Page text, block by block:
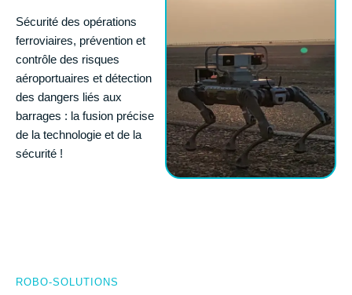
Sécurité des opérations
ferroviaires, prévention et
contrôle des risques
aéroportuaires et détection
des dangers liés aux
barrages : la fusion précise
de la technologie et de la
sécurité !
ROBO-SOLUTIONS